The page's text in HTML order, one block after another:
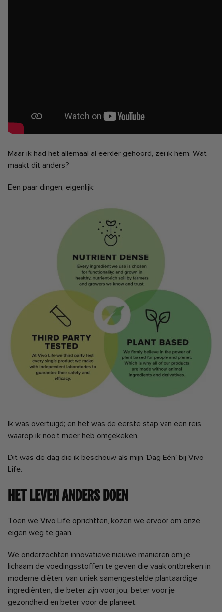
Maar ik had het allemaal al eerder gehoord, zei ik hem. Wat
maakt dit anders?
Een paar dingen, eigenlijk:
Ik was overtuigd; en het was de eerste stap van een reis
waarop ik nooit meer heb omgekeken.
Dit was de dag die ik beschouw als mijn 'Dag Eén' bij Vivo
Life.
Het Leven Anders Doen
Toen we Vivo Life oprichtten, kozen we ervoor om onze
eigen weg te gaan.
We onderzochten innovatieve nieuwe manieren om je
lichaam de voedingsstoffen te geven die vaak ontbreken in
moderne diëten; van uniek samengestelde plantaardige
ingrediënten, die beter zijn voor jou, beter voor je
gezondheid en beter voor de planeet.